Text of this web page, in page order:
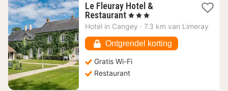
Le Fleuray Hotel &
Restaurant 1
nacht
vanaf
122,72
€
, 3 Sterren
Hotel in Cangey · 7.3 km van Limeray
Ontgrendel korting
Gratis Wi-Fi
Restaurant